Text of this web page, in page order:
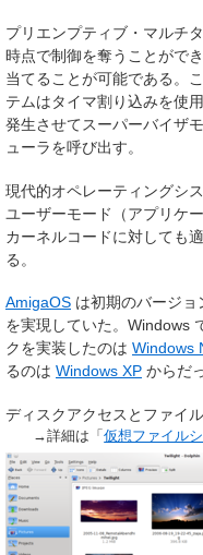
プリエンプティブ・マルチ
時点で制御を奪うことがで
当てることが可能である。
テムはタイマ割り込みを使
発生させてスーパーバイザ
ューラを呼び出す。
現代的オペレーティングシ
ユーザーモード（アプリケ
カーネルコードに対しても
る。
AmigaOS は初期のバージ
を実現していた。Windows
クを実装したのは Windows
るのは Windows XP からだ
ディスクアクセスとファイ
→詳細は「仮想ファイル